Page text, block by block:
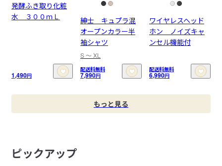
発酵ふき取り化粧
水 ３００ｍＬ
1,490円
紳士 キュプラ混
オープンカラー半
袖シャツ
S 〜 XL
配送料無料
7,990円
ワイヤレスヘッド
ホン ノイズキャ
ンセル機能付
配送料無料
6,990円
もっと見る
ピックアップ